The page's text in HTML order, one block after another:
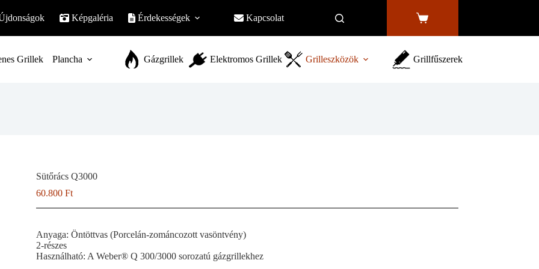
Képgaléria Érdekességek Kapcsolat
Shopping
Grillek Plancha Gázgrillek Elektromos Grillek Grilleszközök Grillfűszerek
Sütőrács Q3000
60.800 Ft
Anyaga: Öntöttvas (Porcelán-zománcozott vasöntvény)
2-részes
Használható: A Weber® Q 300/3000 sorozatú gázgrillekhez